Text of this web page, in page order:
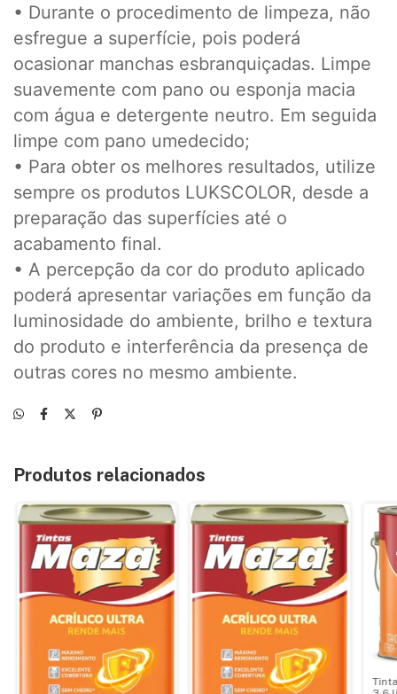
• Durante o procedimento de limpeza, não
esfregue a superfície, pois poderá
ocasionar manchas esbranquiçadas. Limpe
suavemente com pano ou esponja macia
com água e detergente neutro. Em seguida
limpe com pano umedecido;
• Para obter os melhores resultados, utilize
sempre os produtos LUKSCOLOR, desde a
preparação das superfícies até o
acabamento final.
• A percepção da cor do produto aplicado
poderá apresentar variações em função da
luminosidade do ambiente, brilho e textura
do produto e interferência da presença de
outras cores no mesmo ambiente.
Produtos relacionados